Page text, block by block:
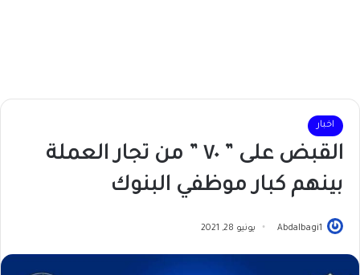
اخبار
القبض على ” ٧٠ ” من تجار العملة
بينهم كبار موظفي البنوك
Abdalbagi1 يونيو 28, 2021